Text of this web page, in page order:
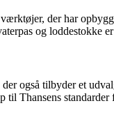
der har
og loddestokke
også tilbyder et
til Thansens